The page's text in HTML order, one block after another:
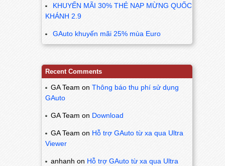
KHUYẾN MÃI 30% THẺ NẠP MỪNG QUỐC
KHÁNH 2.9
GAuto khuyến mãi 25% mùa Euro
Recent Comments
GA Team on Thông báo thu phí sử dụng
GAuto
GA Team on Download
GA Team on Hỗ trợ GAuto từ xa qua Ultra
Viewer
anhanh on Hỗ trợ GAuto từ xa qua Ultra